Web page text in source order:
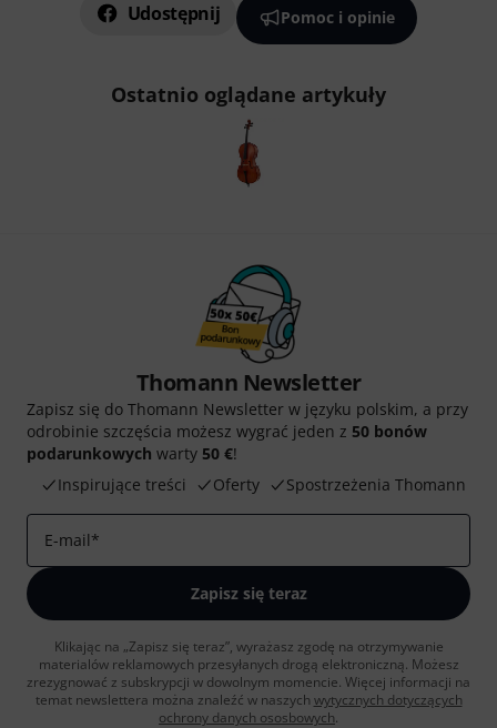
Udostępnij Pomoc i opinie
Ostatnio oglądane artykuły
Thomann Newsletter
Zapisz się do Thomann Newsletter w języku polskim, a przy
odrobinie szczęścia możesz wygrać jeden z 50 bonów
podarunkowych warty 50 €!
Inspirujące treści
Oferty Spostrzeżenia Thomann
E-mail*
Zapisz się teraz
Klikając na „Zapisz się teraz”, wyrażasz zgodę na otrzymywanie
materialów reklamowych przesyłanych drogą elektroniczną. Możesz
zrezygnować z subskrypcji w dowolnym momencie. Więcej informacji na
temat newslettera można znaleźć w naszych wytycznych dotyczących
ochrony danych ososbowych.